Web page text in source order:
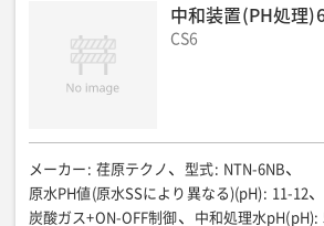
中和装置(PH処理
CS6
メーカー : 荏原テクノ 型式: NTN-6NB
原水PH値(原水SSにより異なる)(pH): 11-12
炭酸ガス+ON-OFF制御
中和処理水pH(pH):